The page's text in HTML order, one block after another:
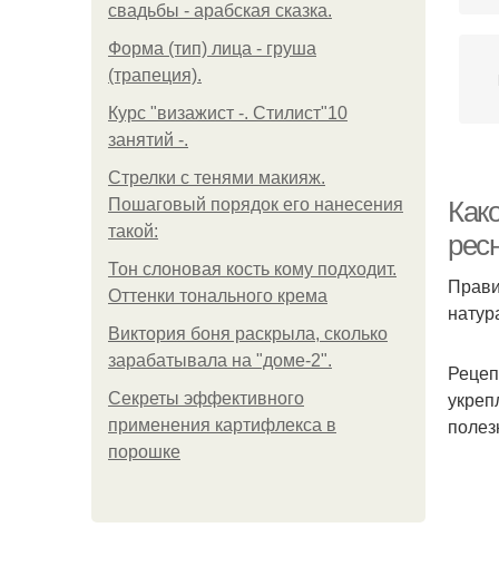
свадьбы - арабская сказка.
Форма (тип) лица - груша
(трапеция).
Курс "визажист -. Стилист"10
занятий -.
Стрелки с тенями макияж.
Пошаговый порядок его нанесения
такой:
Тон слоновая кость кому подходит.
Оттенки тонального крема
Виктория боня раскрыла, сколько
зарабатывала на "доме-2".
Секреты эффективного
применения картифлекса в
порошке